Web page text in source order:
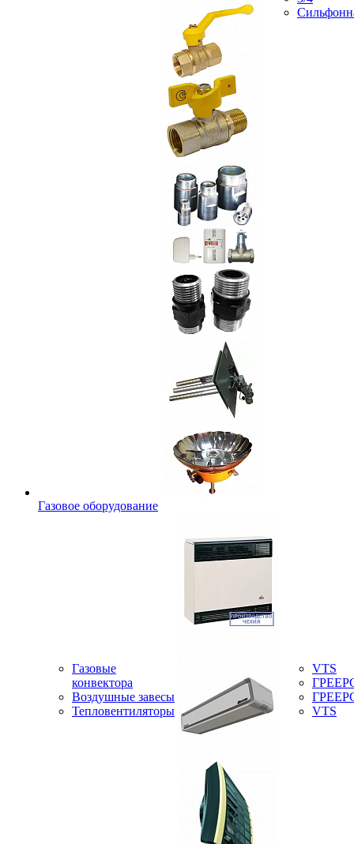
Газовое оборудование
Газовые
конвектора
Воздушные завесы
Тепловентиляторы
VTS
VTS